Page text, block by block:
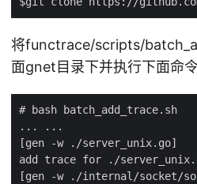
将functrace/scripts/
面gnet目录下并执行下面命令